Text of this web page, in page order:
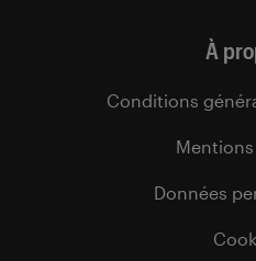
À
Conditions
Données